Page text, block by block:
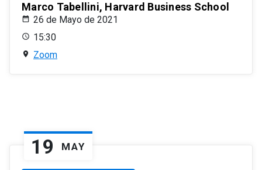
Marco Tabellini, Harvard Business School
26 de Mayo de 2021
15:30
Zoom
19 MAY